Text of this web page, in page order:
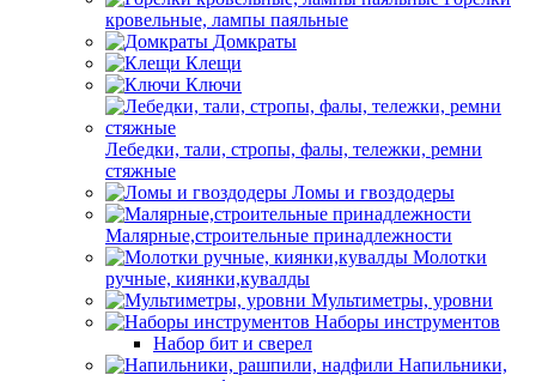
кровельные, лампы паяльные
Домкраты
Клещи
Ключи
Лебедки, тали, стропы, фалы, тележки, ремни
стяжные
Ломы и гвоздодеры
Малярные,строительные принадлежности
Молотки
ручные, киянки,кувалды
Мультиметры, уровни
Наборы инструментов
Набор бит и сверел
Напильники,